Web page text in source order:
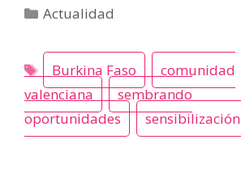
Categorías
Actualidad
Burkina Faso
comunidad
valenciana
sembrando
oportunidades
sensibilización